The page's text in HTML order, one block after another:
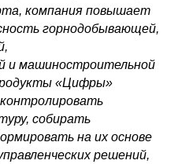
компания повышает
горнодобывающей,
и машиностроительной
«Цифры»
собирать
на их основе
решений,